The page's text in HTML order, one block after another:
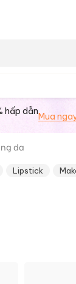
hấp dẫn
Mua
da
Lipstick